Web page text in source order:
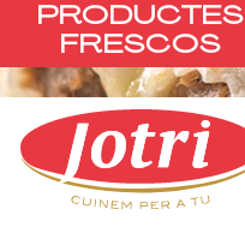
PRODUCTES
FRESCOS